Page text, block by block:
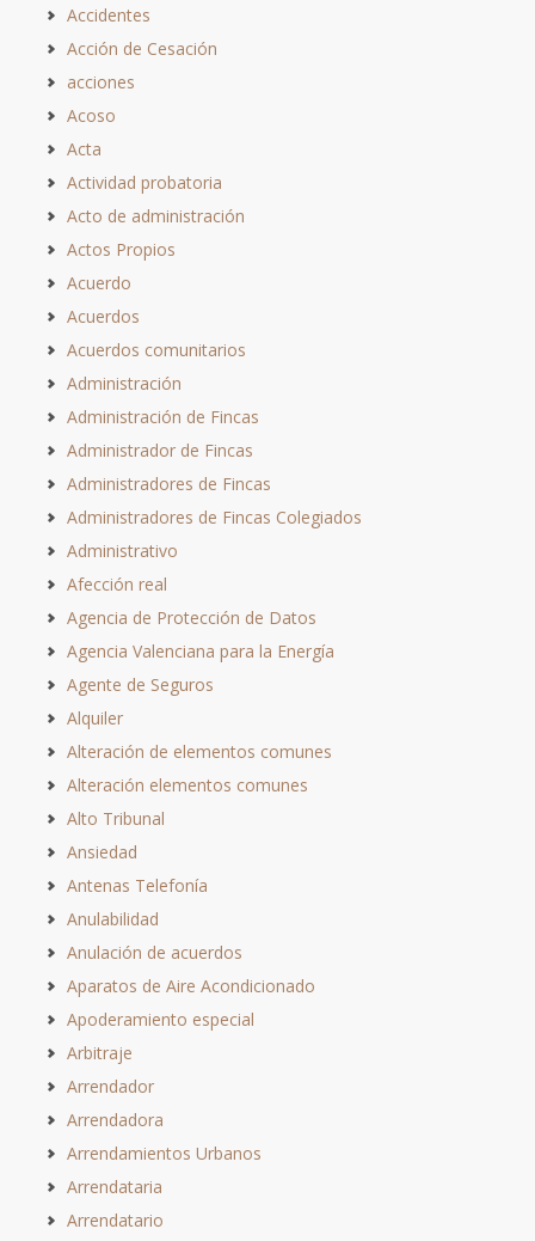
Accidentes
Acción de Cesación
acciones
Acoso
Acta
Actividad probatoria
Acto de administración
Actos Propios
Acuerdo
Acuerdos
Acuerdos comunitarios
Administración
Administración de Fincas
Administrador de Fincas
Administradores de Fincas
Administradores de Fincas Colegiados
Administrativo
Afección real
Agencia de Protección de Datos
Agencia Valenciana para la Energía
Agente de Seguros
Alquiler
Alteración de elementos comunes
Alteración elementos comunes
Alto Tribunal
Ansiedad
Antenas Telefonía
Anulabilidad
Anulación de acuerdos
Aparatos de Aire Acondicionado
Apoderamiento especial
Arbitraje
Arrendador
Arrendadora
Arrendamientos Urbanos
Arrendataria
Arrendatario